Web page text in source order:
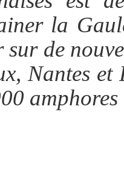
la
sur de
Nantes et